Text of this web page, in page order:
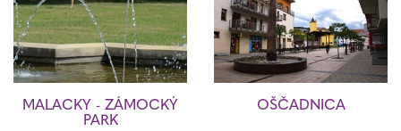
MALACKY - ZÁMOCKÝ
PARK
OŠČADNICA